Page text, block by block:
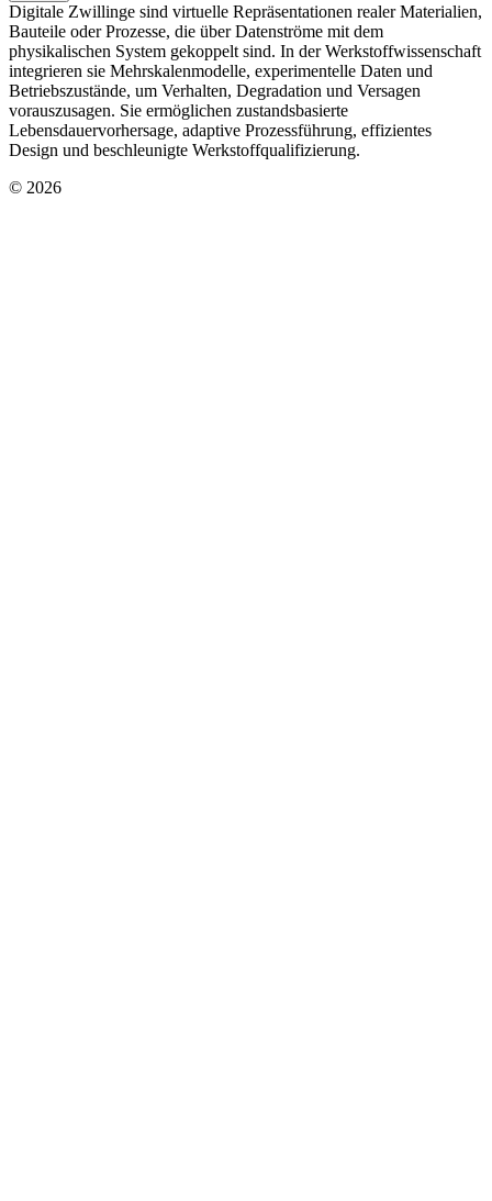
Digitale Zwillinge sind virtuelle Repräsentationen realer Materialien,
Bauteile oder Prozesse, die über Datenströme mit dem
physikalischen System gekoppelt sind. In der Werkstoffwissenschaft
integrieren sie Mehrskalenmodelle, experimentelle Daten und
Betriebszustände, um Verhalten, Degradation und Versagen
vorauszusagen. Sie ermöglichen zustandsbasierte
Lebensdauervorhersage, adaptive Prozessführung, effizientes
Design und beschleunigte Werkstoffqualifizierung.
© 2026